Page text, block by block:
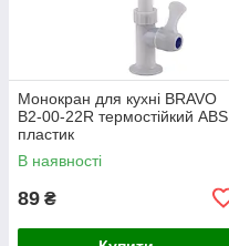
Монокран для кухні BRAVO
B2-00-22R термостійкий ABS
пластик
В наявності
89 ₴